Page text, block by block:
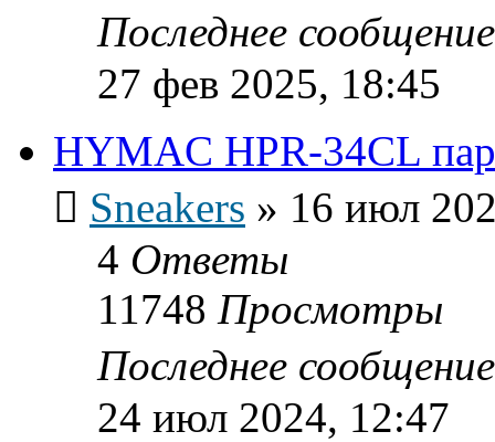
Последнее
27 фев 2025, 18:45
HYMAC HPR-34CL
Sneakers » 16 июл
4 Ответы
11748 Просмотры
Последнее
24 июл 2024, 12:47